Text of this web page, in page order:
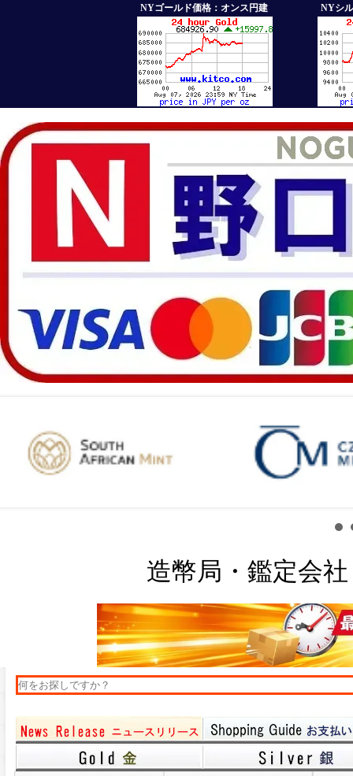
NYゴールド価格：オンス円建 NYシ
造幣局・鑑定会